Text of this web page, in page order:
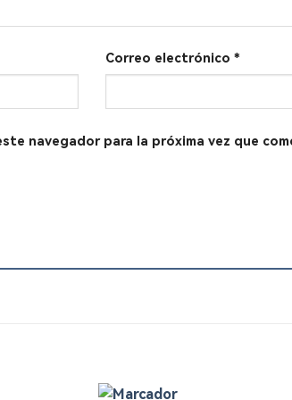
Correo electrónico *
navegador para la próxima vez que